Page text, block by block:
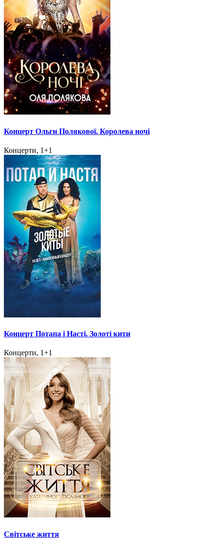
Концерт Ольги Полякової. Королева ночі
Концерти, 1+1
Концерт Потапа і Насті. Золоті кити
Концерти, 1+1
Світське життя